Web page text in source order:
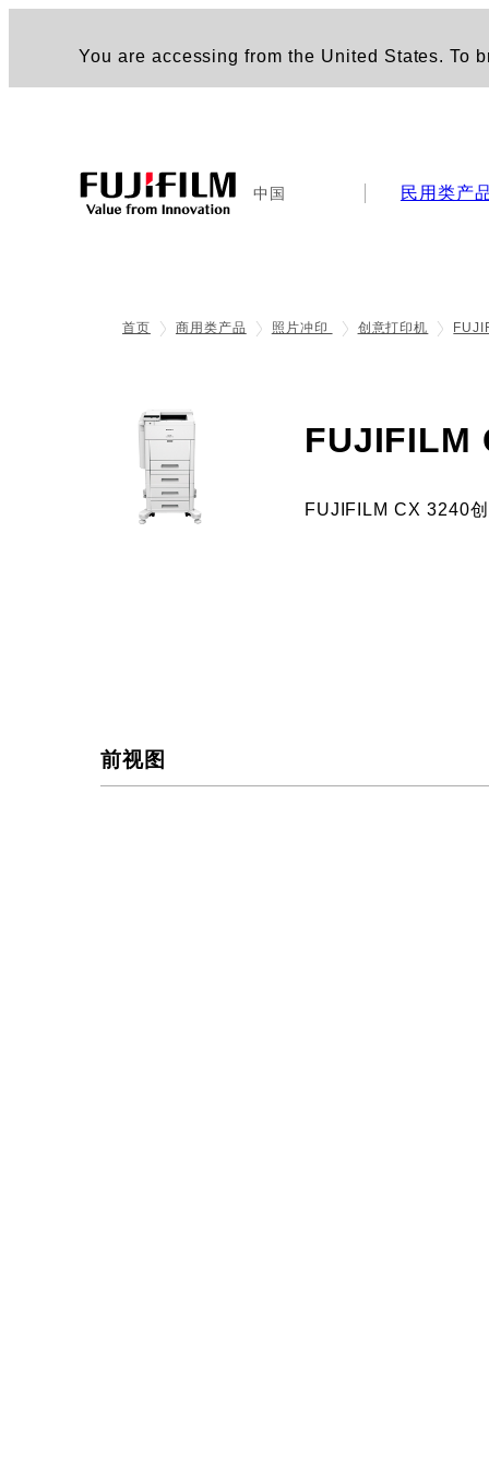
You are accessing from the United States.
中国 民用类产
首页 商用类产品 照片冲印 创意打印机
FUJIFILM
FUJIFILM CX 3240
前视图